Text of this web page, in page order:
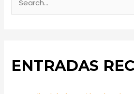
c
ENTRADAS